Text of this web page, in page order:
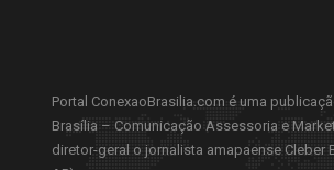
Portal ConexaoBrasilia.com é uma
Brasília – Comunicação Assessoria e
diretor-geral o jornalista amapaense Cleber